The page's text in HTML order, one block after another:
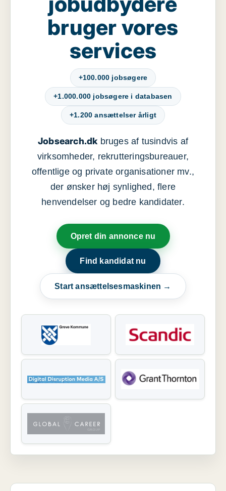
bruger vores
services
+100.000 jobsøgere
+1.000.000 jobsøgere i databasen
+1.200 ansættelser årligt
Jobsearch.dkbruges af tusindvis af
virksomheder, rekrutteringsbureauer,
offentlige og private organisationer mv.,
der ønsker høj synlighed, flere
henvendelser og bedre kandidater.
Opret din annonce nu
Find kandidat nu
Start ansættelsesmaskinen →